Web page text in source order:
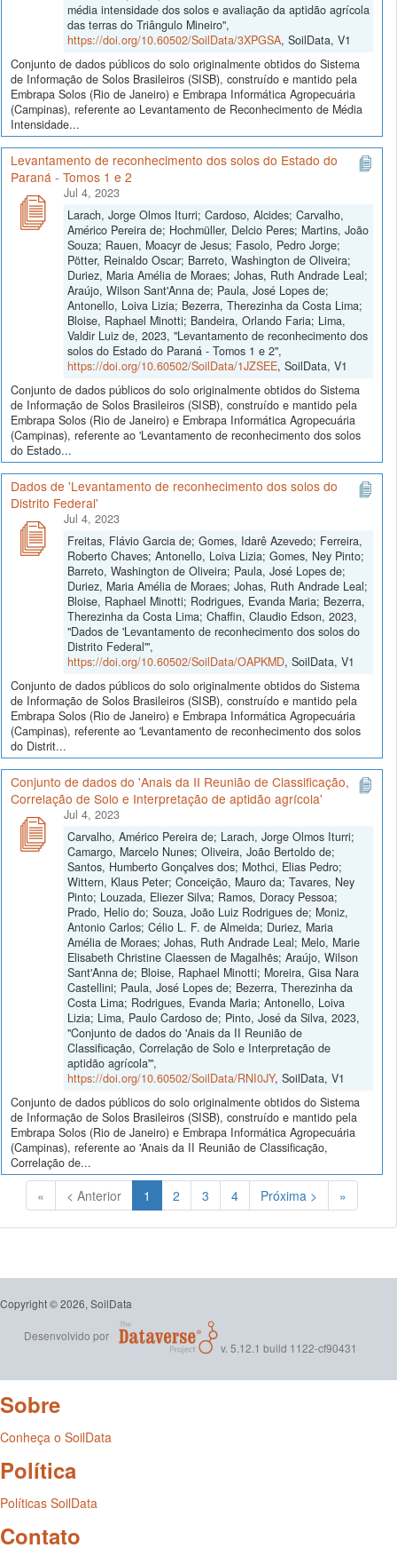
média intensidade dos solos e avaliação da aptidão agrícola
das terras do Triângulo Mineiro",
https://doi.org/10.60502/SoilData/3XPGSA, SoilData, V1
Conjunto de dados públicos do solo originalmente obtidos do Sistema
de Informação de Solos Brasileiros (SISB), construído e mantido pela
Embrapa Solos (Rio de Janeiro) e Embrapa Informática Agropecuária
(Campinas), referente ao Levantamento de Reconhecimento de Média
Intensidade...
Levantamento de reconhecimento dos solos do Estado do
Paraná - Tomos 1 e 2
Jul 4, 2023
Larach, Jorge Olmos Iturri; Cardoso, Alcides; Carvalho,
Américo Pereira de; Hochmüller, Delcio Peres; Martins, João
Souza; Rauen, Moacyr de Jesus; Fasolo, Pedro Jorge;
Pötter, Reinaldo Oscar; Barreto, Washington de Oliveira;
Duriez, Maria Amélia de Moraes; Johas, Ruth Andrade Leal;
Araújo, Wilson Sant'Anna de; Paula, José Lopes de;
Antonello, Loiva Lizia; Bezerra, Therezinha da Costa Lima;
Bloise, Raphael Minotti; Bandeira, Orlando Faria; Lima,
Valdir Luiz de, 2023, "Levantamento de reconhecimento dos
solos do Estado do Paraná - Tomos 1 e 2",
https://doi.org/10.60502/SoilData/1JZSEE, SoilData, V1
Conjunto de dados públicos do solo originalmente obtidos do Sistema
de Informação de Solos Brasileiros (SISB), construído e mantido pela
Embrapa Solos (Rio de Janeiro) e Embrapa Informática Agropecuária
(Campinas), referente ao 'Levantamento de reconhecimento dos solos
do Estado...
Dados de 'Levantamento de reconhecimento dos solos do
Distrito Federal'
Jul 4, 2023
Freitas, Flávio Garcia de; Gomes, Idarê Azevedo; Ferreira,
Roberto Chaves; Antonello, Loiva Lizia; Gomes, Ney Pinto;
Barreto, Washington de Oliveira; Paula, José Lopes de;
Duriez, Maria Amélia de Moraes; Johas, Ruth Andrade Leal;
Bloise, Raphael Minotti; Rodrigues, Evanda Maria; Bezerra,
Therezinha da Costa Lima; Chaffin, Claudio Edson, 2023,
"Dados de 'Levantamento de reconhecimento dos solos do
Distrito Federal'",
https://doi.org/10.60502/SoilData/OAPKMD, SoilData, V1
Conjunto de dados públicos do solo originalmente obtidos do Sistema
de Informação de Solos Brasileiros (SISB), construído e mantido pela
Embrapa Solos (Rio de Janeiro) e Embrapa Informática Agropecuária
(Campinas), referente ao 'Levantamento de reconhecimento dos solos
do Distrit...
Conjunto de dados do 'Anais da II Reunião de Classificação,
Correlação de Solo e Interpretação de aptidão agrícola'
Jul 4, 2023
Carvalho, Américo Pereira de; Larach, Jorge Olmos Iturri;
Camargo, Marcelo Nunes; Oliveira, João Bertoldo de;
Santos, Humberto Gonçalves dos; Mothci, Elias Pedro;
Wittern, Klaus Peter; Conceição, Mauro da; Tavares, Ney
Pinto; Louzada, Eliezer Silva; Ramos, Doracy Pessoa;
Prado, Helio do; Souza, João Luiz Rodrigues de; Moniz,
Antonio Carlos; Célio L. F. de Almeida; Duriez, Maria
Amélia de Moraes; Johas, Ruth Andrade Leal; Melo, Marie
Elisabeth Christine Claessen de Magalhẽs; Araújo, Wilson
Sant'Anna de; Bloise, Raphael Minotti; Moreira, Gisa Nara
Castellini; Paula, José Lopes de; Bezerra, Therezinha da
Costa Lima; Rodrigues, Evanda Maria; Antonello, Loiva
Lizia; Lima, Paulo Cardoso de; Pinto, José da Silva, 2023,
"Conjunto de dados do 'Anais da II Reunião de
Classificação, Correlação de Solo e Interpretação de
aptidão agrícola'",
https://doi.org/10.60502/SoilData/RNI0JY, SoilData, V1
Conjunto de dados públicos do solo originalmente obtidos do Sistema
de Informação de Solos Brasileiros (SISB), construído e mantido pela
Embrapa Solos (Rio de Janeiro) e Embrapa Informática Agropecuária
(Campinas), referente ao 'Anais da II Reunião de Classificação,
Correlação de...
« < Anterior 1 (Atual)
2 3 4 Próxima > »
Copyright © 2026, SoilData
Desenvolvido por
v. 5.12.1 build 1122-cf90431
Sobre
Conheça o SoilData
Política
Políticas SoilData
Contato